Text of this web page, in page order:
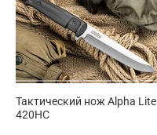
Тактический нож Alpha Lite
420HC